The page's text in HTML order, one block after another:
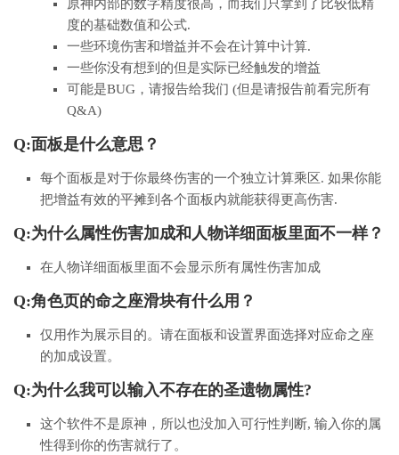
原神内部的数字精度很高，而我们只拿到了比较低精
度的基础数值和公式.
一些环境伤害和增益并不会在计算中计算.
一些你没有想到的但是实际已经触发的增益
可能是BUG，请报告给我们 (但是请报告前看完所有
Q&A)
Q:面板是什么意思？
每个面板是对于你最终伤害的一个独立计算乘区. 如果你能
把增益有效的平摊到各个面板内就能获得更高伤害.
Q:为什么属性伤害加成和人物详细面板里面不一样？
在人物详细面板里面不会显示所有属性伤害加成
Q:角色页的命之座滑块有什么用？
仅用作为展示目的。请在面板和设置界面选择对应命之座
的加成设置。
Q:为什么我可以输入不存在的圣遗物属性?
这个软件不是原神，所以也没加入可行性判断, 输入你的属
性得到你的伤害就行了。